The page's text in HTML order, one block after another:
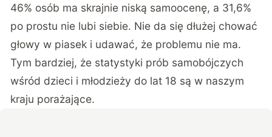
46% osób ma skrajnie niską samoocenę, a 31,6%
po prostu nie lubi siebie. Nie da się dłużej chować
głowy w piasek i udawać, że problemu nie ma.
Tym bardziej, że statystyki prób samobójczych
wśród dzieci i młodzieży do lat 18 są w naszym
kraju porażające.